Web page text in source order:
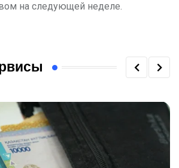
на следующей неделе.